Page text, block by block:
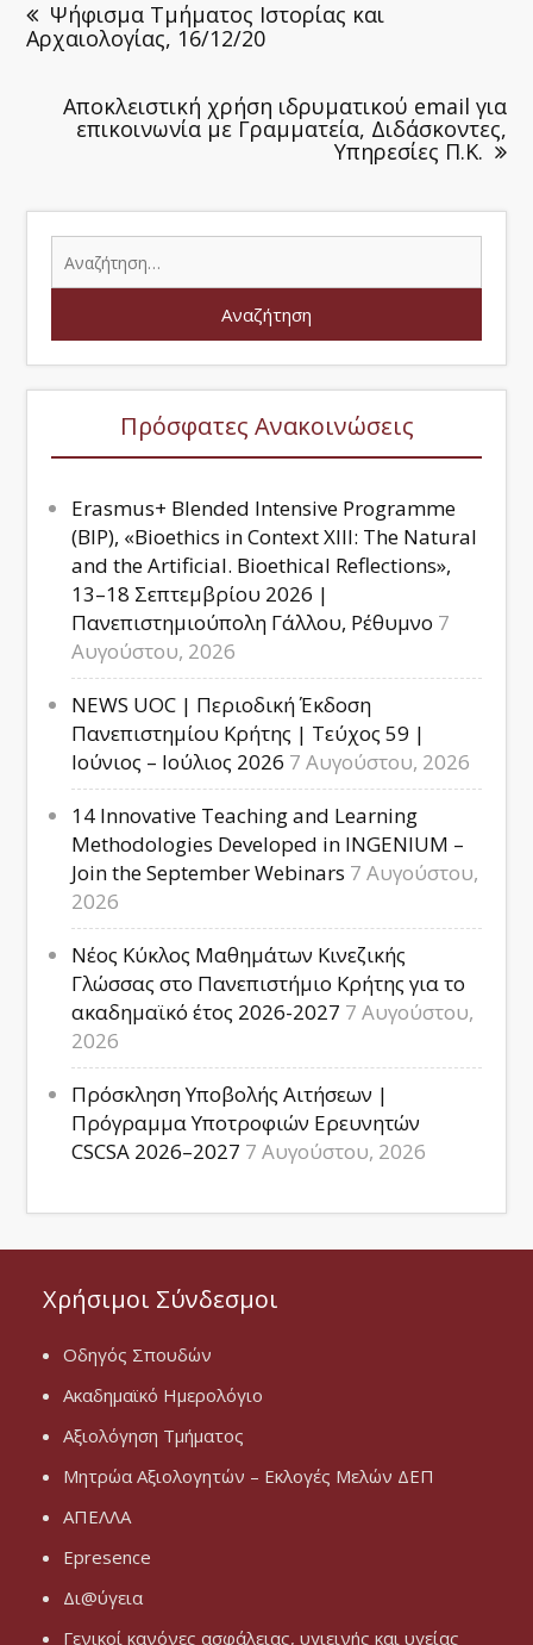
Ψήφισμα Τμήματος Ιστορίας και
Αρχαιολογίας, 16/12/20
Αποκλειστική χρήση ιδρυματικού email για
επικοινωνία με Γραμματεία, Διδάσκοντες,
Υπηρεσίες Π.Κ.
Πρόσφατες Ανακοινώσεις
Erasmus+ Blended Intensive Programme
(BIP), «Bioethics in Context XIII: The Natural
and the Artificial. Bioethical Reflections»,
13–18 Σεπτεμβρίου 2026 |
Πανεπιστημιούπολη Γάλλου, Ρέθυμνο 7
Αυγούστου, 2026
NEWS UOC | Περιοδική Έκδοση
Πανεπιστημίου Κρήτης | Τεύχος 59 |
Ιούνιος – Ιούλιος 2026 7 Αυγούστου, 2026
14 Innovative Teaching and Learning
Methodologies Developed in INGENIUM –
Join the September Webinars 7 Αυγούστου,
2026
Νέος Κύκλος Μαθημάτων Κινεζικής
Γλώσσας στο Πανεπιστήμιο Κρήτης για το
ακαδημαϊκό έτος 2026-2027 7 Αυγούστου,
2026
Πρόσκληση Υποβολής Αιτήσεων |
Πρόγραμμα Υποτροφιών Ερευνητών
CSCSA 2026–2027 7 Αυγούστου, 2026
Χρήσιμοι Σύνδεσμοι
Οδηγός Σπουδών
Ακαδημαϊκό Ημερολόγιο
Αξιολόγηση Τμήματος
Μητρώα Αξιολογητών – Εκλογές Μελών ΔΕΠ
ΑΠΕΛΛΑ
Epresence
Δι@ύγεια
Γενικοί κανόνες ασφάλειας, υγιεινής και υγείας